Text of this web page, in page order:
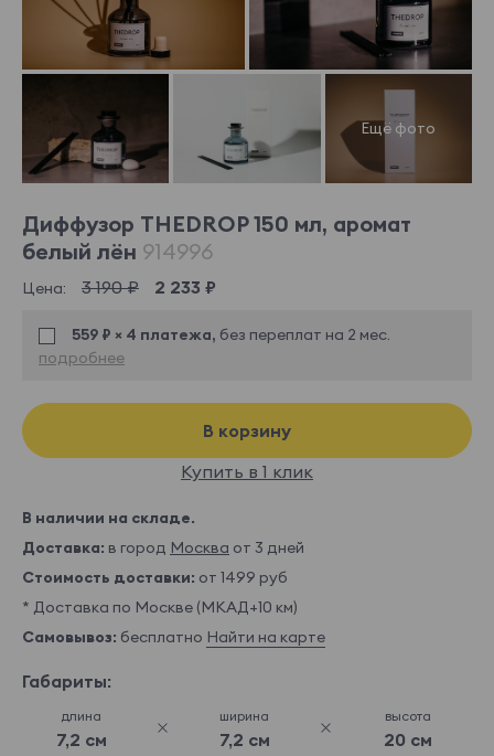
Диффузор THEDROP 150 мл, аромат
белый лён 914996
Цена: 3 190 ₽ 2 233 ₽
559 ₽ × 4 платежа, без переплат на 2 мес.
подробнее
В корзину
Купить в 1 клик
В наличии на складе.
Доставка: в город Москва от 3 дней
Стоимость доставки: от 1499 руб
* Доставка по Москве (МКАД+10 км)
Самовывоз: бесплатно Найти на карте
Габариты:
длина
7,2 см
ширина
7,2 см
высота
20 см